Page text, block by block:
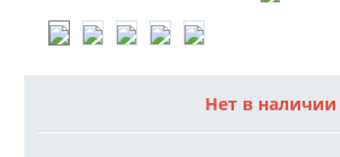
Нет в наличии